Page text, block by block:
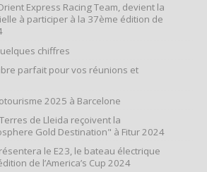
Express Racing Team, devient la
à participer à la 37ème édition de
chiffres
parfait pour vos réunions et
2025 à Barcelone
de Lleida reçoivent la
Gold Destination" à Fitur 2024
le E23, le bateau électrique
de l’America’s Cup 2024